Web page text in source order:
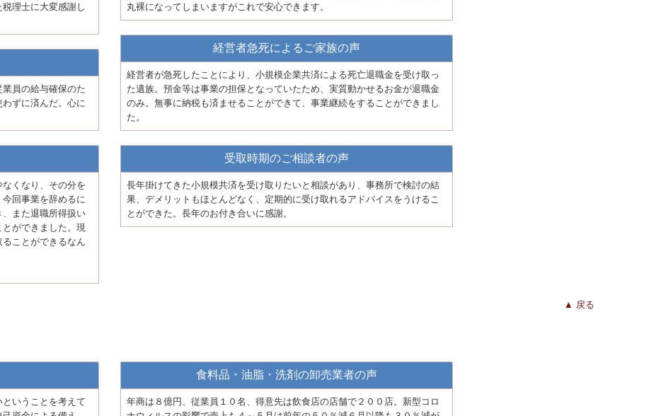
理士に大変感謝し
員の給与確保のた
ずに済んだ。心に
くなり、その分を
回事業を辞めるに
また退職所得扱い
ができました。現
ことができるなん
丸裸になってしまいますがこれで安心できます。
経営者急死によるご家族の声
経営者が急死したことにより、小規模企業共済による死亡退職金を受け取っ
た遺族。預金等は事業の担保となっていたため、実質動かせるお金が退職金
のみ。無事に納税も済ませることができて、事業継続をすることができまし
た。
受取時期のご相談者の声
長年掛けてきた小規模共済を受け取りたいと相談があり、事務所で検討の結
果、デメリットもほとんどなく、定期的に受け取れるアドバイスをうけるこ
とができた。長年のお付き合いに感謝。
▲ 戻る
いうことを考えて
食料品・油脂・洗剤の卸売業者の声
年商は８億円、従業員１０名、得意先は飲食店の店舗で２００店。新型コロ